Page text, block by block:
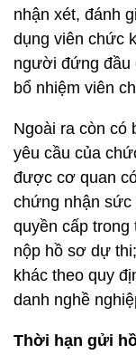
nhận xét, đánh
dụng viên chức
người đứng đầu
bổ nhiệm viên
Ngoài ra còn có
yêu cầu của
được cơ quan
chứng nhận sức
quyền cấp trong
nộp hồ sơ dự
khác theo quy
danh nghề
Thời hạn gửi